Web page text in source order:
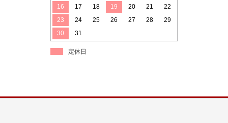
16
17 18 19 20 21
22
23
24 25 26 27 28
29
30
31
定休日